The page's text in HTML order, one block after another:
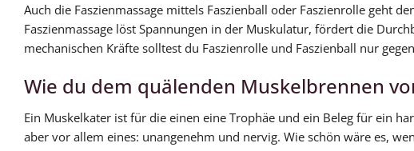
Auch die Faszienmassage mittels Faszienball oder Faszienrolle geht
Faszienmassage löst Spannungen in der Muskulatur, fördert die
mechanischen Kräfte solltest du Faszienrolle und Faszienball nur
Wie du dem quälenden Muskelbrennen
Ein Muskelkater ist für die einen eine Trophäe und ein Beleg für ein
aber vor allem eines: unangenehm und nervig. Wie schön wäre es,